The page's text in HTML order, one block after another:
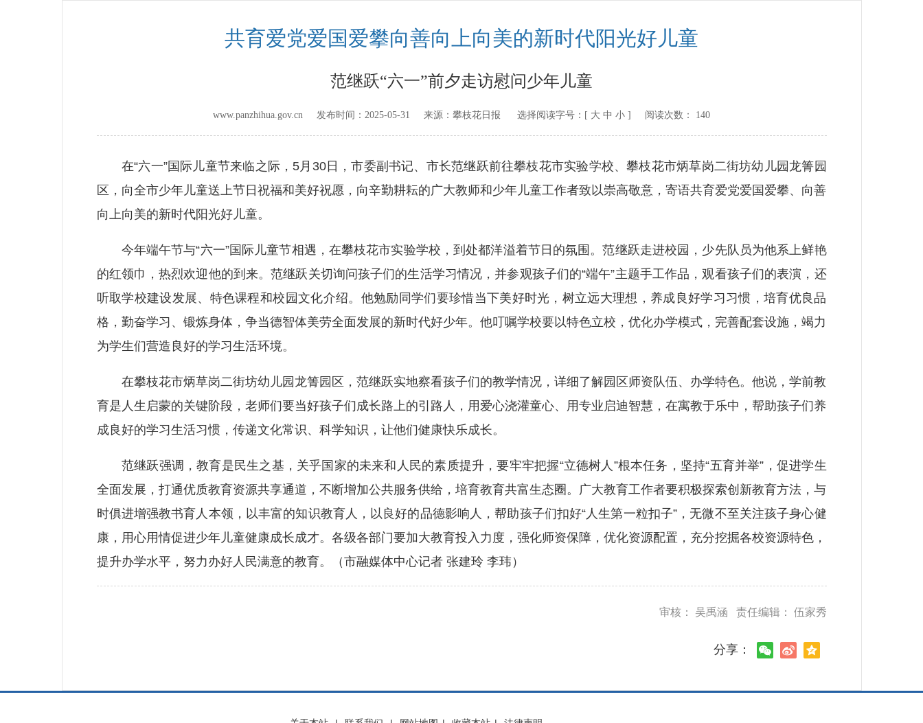
共育爱党爱国爱攀向善向上向美的新时代阳光好儿童
范继跃“六一”前夕走访慰问少年儿童
www.panzhihua.gov.cn 发布时间： 2025-05-31 来源： 攀枝花日报 选择阅读字号：[ 大 中 小 ] 阅读次数： 140
在“六一”国际儿童节来临之际，5月30日，市委副书记、市长范继跃前往攀枝花市实验学校、攀枝花市炳草岗二街坊幼儿园龙箐园
区，向全市少年儿童送上节日祝福和美好祝愿，向辛勤耕耘的广大教师和少年儿童工作者致以崇高敬意，寄语共育爱党爱国爱攀、向善
向上向美的新时代阳光好儿童。
今年端午节与“六一”国际儿童节相遇，在攀枝花市实验学校，到处都洋溢着节日的氛围。范继跃走进校园，少先队员为他系上鲜艳
的红领巾，热烈欢迎他的到来。范继跃关切询问孩子们的生活学习情况，并参观孩子们的“端午”主题手工作品，观看孩子们的表演，还
听取学校建设发展、特色课程和校园文化介绍。他勉励同学们要珍惜当下美好时光，树立远大理想，养成良好学习习惯，培育优良品
格，勤奋学习、锻炼身体，争当德智体美劳全面发展的新时代好少年。他叮嘱学校要以特色立校，优化办学模式，完善配套设施，竭力
为学生们营造良好的学习生活环境。
在攀枝花市炳草岗二街坊幼儿园龙箐园区，范继跃实地察看孩子们的教学情况，详细了解园区师资队伍、办学特色。他说，学前教
育是人生启蒙的关键阶段，老师们要当好孩子们成长路上的引路人，用爱心浇灌童心、用专业启迪智慧，在寓教于乐中，帮助孩子们养
成良好的学习生活习惯，传递文化常识、科学知识，让他们健康快乐成长。
范继跃强调，教育是民生之基，关乎国家的未来和人民的素质提升，要牢牢把握“立德树人”根本任务，坚持“五育并举”，促进学生
全面发展，打通优质教育资源共享通道，不断增加公共服务供给，培育教育共富生态圈。广大教育工作者要积极探索创新教育方法，与
时俱进增强教书育人本领，以丰富的知识教育人，以良好的品德影响人，帮助孩子们扣好“人生第一粒扣子”，无微不至关注孩子身心健
康，用心用情促进少年儿童健康成长成才。各级各部门要加大教育投入力度，强化师资保障，优化资源配置，充分挖掘各校资源特色，
提升办学水平，努力办好人民满意的教育。（市融媒体中心记者 张建玲 李玮）
审核： 吴禹涵 责任编辑： 伍家秀
分享：